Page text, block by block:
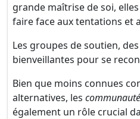
grande maîtrise de soi,
faire face aux tentations et
Les groupes de soutien,
bienveillantes pour se
Bien que moins connues
alternatives, les
également un rôle crucial